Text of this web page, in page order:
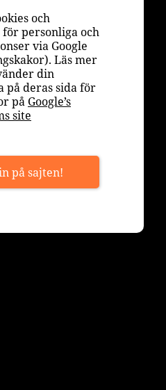
och
personliga och
via Google
Läs mer
din
på deras sida för
på Google’s
site
på sajten!